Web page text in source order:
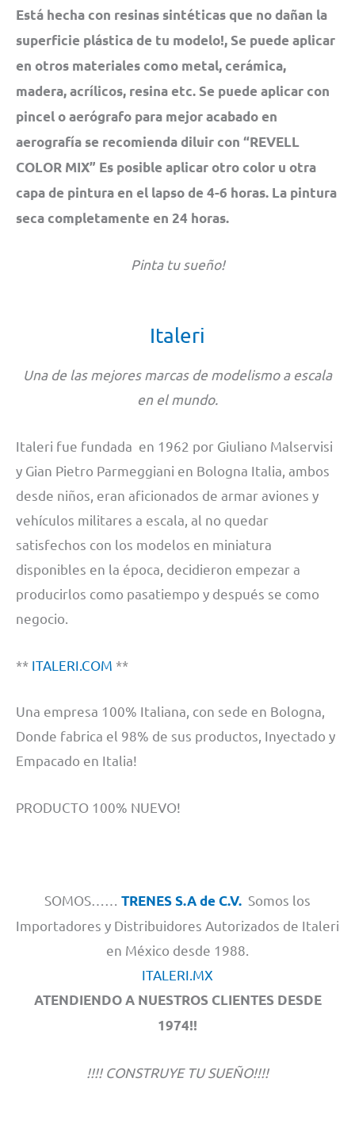
Está hecha con resinas sintéticas que no dañan la
superficie plástica de tu modelo!, Se puede aplicar
en otros materiales como metal, cerámica,
madera, acrílicos, resina etc. Se puede aplicar con
pincel o aerógrafo para mejor acabado en
aerografía se recomienda diluir con “REVELL
COLOR MIX” Es posible aplicar otro color u otra
capa de pintura en el lapso de 4-6 horas. La pintura
seca completamente en 24 horas.
Pinta tu sueño!
Italeri
Una de las mejores marcas de modelismo a escala
en el mundo.
Italeri fue fundada en 1962 por Giuliano Malservisi
y Gian Pietro Parmeggiani en Bologna Italia, ambos
desde niños, eran aficionados de armar aviones y
vehículos militares a escala, al no quedar
satisfechos con los modelos en miniatura
disponibles en la época, decidieron empezar a
producirlos como pasatiempo y después se como
negocio.
** ITALERI.COM **
Una empresa 100% Italiana, con sede en Bologna,
Donde fabrica el 98% de sus productos, Inyectado y
Empacado en Italia!
PRODUCTO 100% NUEVO!
SOMOS…… TRENES S.A de C.V. Somos los
Importadores y Distribuidores Autorizados de Italeri
en México desde 1988.
ITALERI.MX
ATENDIENDO A NUESTROS CLIENTES DESDE
1974!!
!!!! CONSTRUYE TU SUEÑO!!!!